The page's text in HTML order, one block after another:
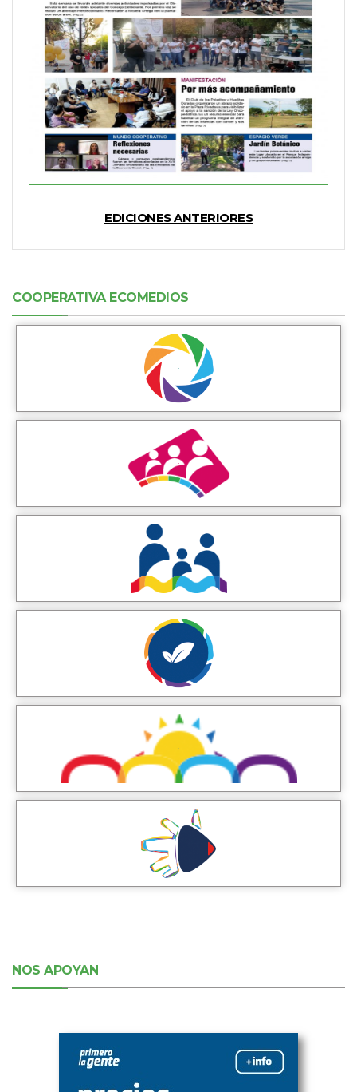
EDICIONES ANTERIORES
COOPERATIVA ECOMEDIOS
NOS APOYAN